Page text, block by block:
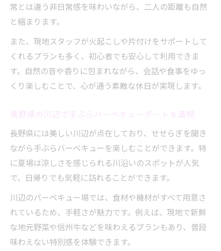
アウトドア初心者も安心なてぶらバーベキュー
験
長野 バーベキュー初心者におすすめのポイ
ント
ト
準備不要で楽しめるバーベキューの始め方
日帰りで楽しむ長野ならではのバーベキュー
長野 バーベキュー日帰りプランの魅力を紹
介
手ぶらバーベキューで気軽な日帰りデート
自然を満喫できる長野県のバーベキュー体
験
常とは違う非日常感を味わいながら、二人の距離も自然
と縮まります。
また、現地スタッフが火起こしや片付けをサポートして
くれるプランも多く、初心者でも安心して利用できま
す。自然の音や香りに包まれながら、会話や食事をゆっ
くり楽しむことで、心が通う素敵な休日が実現します。
長野県には美しい川辺が点在しており、せせらぎを聞き
ながら手ぶらバーベキューを楽しむことができます。特
に夏場は涼しさを感じられる川沿いのスポットが人気
で、日帰りでも気軽に訪れることができます。
川辺のバーベキュー場では、食材や機材がすべて用意さ
れているため、手軽さが魅力です。例えば、現地で新鮮
な地元野菜や信州牛などを味わえるプランもあり、普段
味わえない特別感を体験できます。